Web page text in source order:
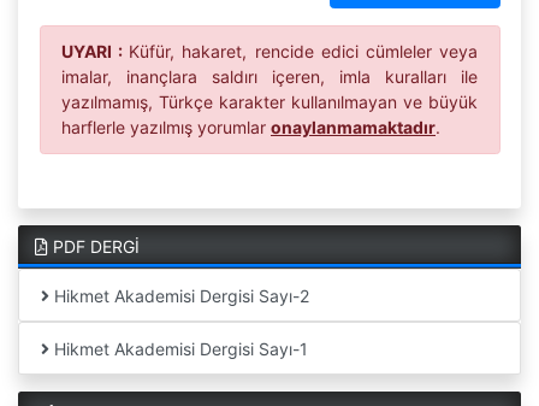
UYARI : Küfür, hakaret, rencide edici cümleler veya
imalar, inançlara saldırı içeren, imla kuralları ile
yazılmamış, Türkçe karakter kullanılmayan ve büyük
harflerle yazılmış yorumlar onaylanmamaktadır.
PDF DERGİ
Hikmet Akademisi Dergisi Sayı-2
Hikmet Akademisi Dergisi Sayı-1